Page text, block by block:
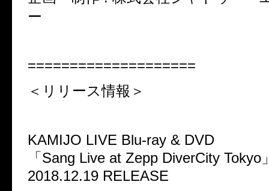
ー
====================
＜リリース情報＞
KAMIJO LIVE Blu-ray & DVD
「Sang Live at Zepp DiverCity Tokyo
2018.12.19 RELEASE